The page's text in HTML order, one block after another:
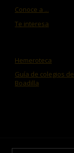
Conoce a ...
Te interesa
Hemeroteca
Guía de colegios de
Boadilla